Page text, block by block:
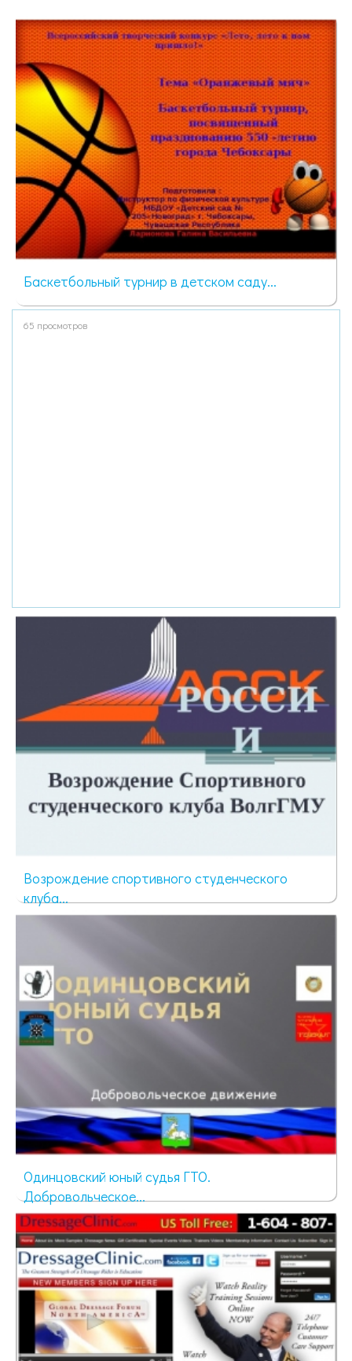
Баскетбольный турнир в детском саду...
65 просмотров
Возрождение спортивного студенческого
клуба...
Одинцовский юный судья ГТО.
Добровольческое...
89 просмотров